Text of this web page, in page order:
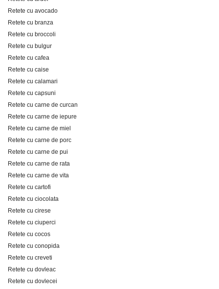
Retete cu avocado
Retete cu branza
Retete cu broccoli
Retete cu bulgur
Retete cu cafea
Retete cu caise
Retete cu calamari
Retete cu capsuni
Retete cu carne de curcan
Retete cu carne de iepure
Retete cu carne de miel
Retete cu carne de porc
Retete cu carne de pui
Retete cu carne de rata
Retete cu carne de vita
Retete cu cartofi
Retete cu ciocolata
Retete cu cirese
Retete cu ciuperci
Retete cu cocos
Retete cu conopida
Retete cu creveti
Retete cu dovleac
Retete cu dovlecei